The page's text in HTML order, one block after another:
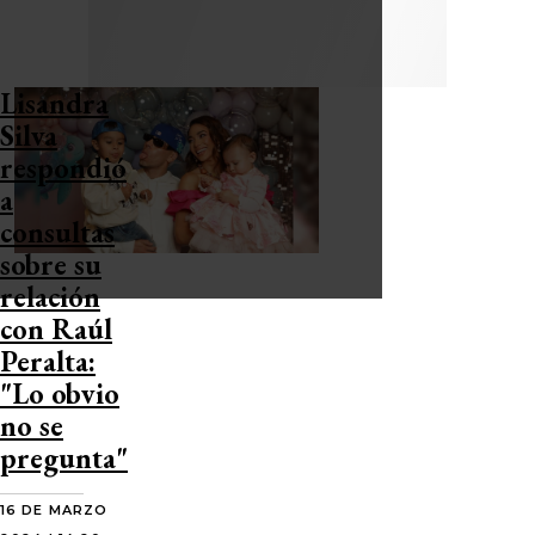
Lisandra
Silva
respondió
a
consultas
sobre su
relación
con Raúl
Peralta:
"Lo obvio
no se
pregunta"
16 DE MARZO